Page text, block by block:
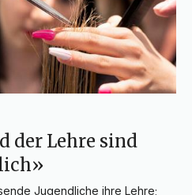
der Lehre sind
Jugendliche ihre Lehre;